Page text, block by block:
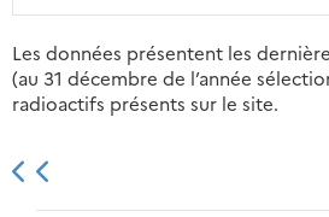
Les données présentent les
(au 31 décembre de l’année
radioactifs présents sur le site.